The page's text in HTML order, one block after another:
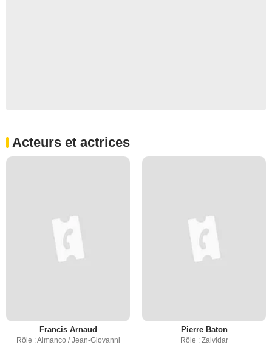
Acteurs et actrices
Francis Arnaud
Rôle : Almanco / Jean-Giovanni
Pierre Baton
Rôle : Zalvidar